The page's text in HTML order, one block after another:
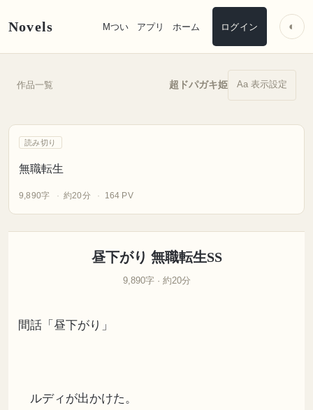
Novels Mつい アプリ ホーム ログイン ◐
作品一覧 超ドパガキ姫 Aa 表示設定
読み切り
無職転生
9,890字 約20分 164 PV
昼下がり 無職転生SS
9,890字 · 約20分
間話「昼下がり」
ルディが出かけた。